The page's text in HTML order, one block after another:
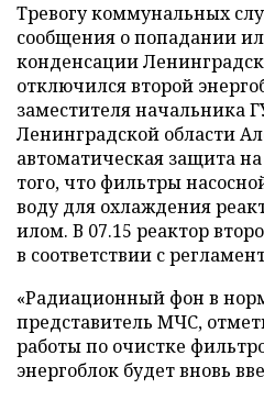
Тревогу коммунальных
сообщения о попадании
конденсации
отключился второй
заместителя начальника
Ленинградской области
автоматическая защита
того, что фильтры
воду для охлаждения
илом. В 07.15 реактор
в соответствии с
«Радиационный фон в
представитель МЧС,
работы по очистке
энергоблок будет вновь